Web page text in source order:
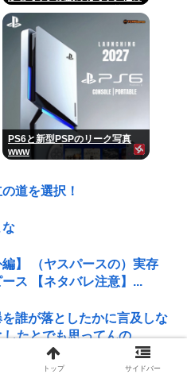
イジメすぎたせいだぞ
PS6と新型PSPのリーク写真
www
道を選択！
な
】 （ヤスパースの）実存
ス 【ネタバレ注意】...
誰が落としたかに言及しな
たとでも思ってんの...
ずにむしろ政府の味方面す
トップ サイドバー